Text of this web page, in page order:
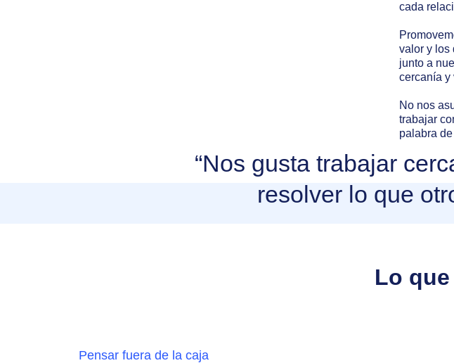
cada
valor y los
junto a
cercanía y
No nos
trabajar
palabra
“Nos gusta trabajar
resolver lo que
Lo
Pensar fuera de la caja